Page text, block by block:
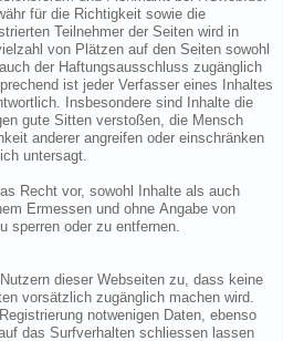
für die Richtigkeit sowie die
Teilnehmer der Seiten wird in
von Plätzen auf den Seiten sowohl
der Haftungsausschluss zugänglich
ist jeder Verfasser eines Inhaltes
Insbesondere sind Inhalte die
gute Sitten verstoßen, die Mensch
anderer angreifen oder einschränken
untersagt.
Recht vor, sowohl Inhalte als auch
Ermessen und ohne Angabe von
sperren oder zu entfernen.
dieser Webseiten zu, dass keine
vorsätzlich zugänglich machen wird.
notwenigen Daten, ebenso
das Surfverhalten schliessen lassen